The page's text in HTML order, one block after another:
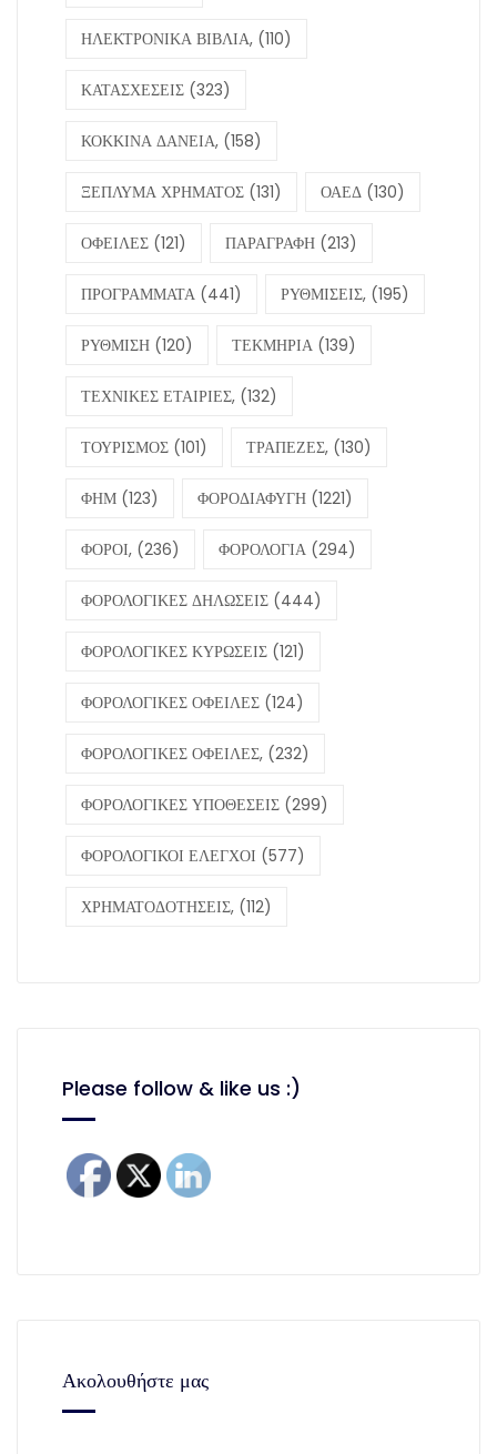
ΗΛΕΚΤΡΟΝΙΚΑ ΒΙΒΛΙΑ, (110)
ΚΑΤΑΣΧΕΣΕΙΣ (323)
ΚΟΚΚΙΝΑ ΔΑΝΕΙΑ, (158)
ΞΕΠΛΥΜΑ ΧΡΗΜΑΤΟΣ (131) ΟΑΕΔ (130)
ΟΦΕΙΛΕΣ (121) ΠΑΡΑΓΡΑΦΗ (213)
ΠΡΟΓΡΑΜΜΑΤΑ (441) ΡΥΘΜΙΣΕΙΣ, (195)
ΡΥΘΜΙΣΗ (120) ΤΕΚΜΗΡΙΑ (139)
ΤΕΧΝΙΚΕΣ ΕΤΑΙΡΙΕΣ, (132)
ΤΟΥΡΙΣΜΟΣ (101) ΤΡΑΠΕΖΕΣ, (130)
ΦΗΜ (123) ΦΟΡΟΔΙΑΦΥΓΗ (1221)
ΦΟΡΟΙ, (236) ΦΟΡΟΛΟΓΙΑ (294)
ΦΟΡΟΛΟΓΙΚΕΣ ΔΗΛΩΣΕΙΣ (444)
ΦΟΡΟΛΟΓΙΚΕΣ ΚΥΡΩΣΕΙΣ (121)
ΦΟΡΟΛΟΓΙΚΕΣ ΟΦΕΙΛΕΣ (124)
ΦΟΡΟΛΟΓΙΚΕΣ ΟΦΕΙΛΕΣ, (232)
ΦΟΡΟΛΟΓΙΚΕΣ ΥΠΟΘΕΣΕΙΣ (299)
ΦΟΡΟΛΟΓΙΚΟΙ ΕΛΕΓΧΟΙ (577)
ΧΡΗΜΑΤΟΔΟΤΗΣΕΙΣ, (112)
Please follow & like us :)
Ακολουθήστε μας